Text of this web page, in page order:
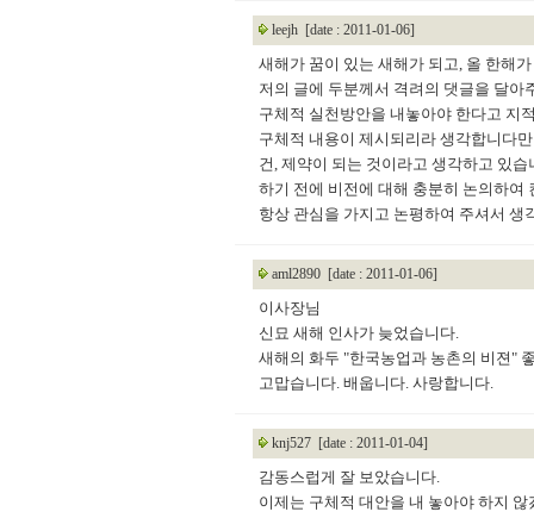
leejh [date : 2011-01-06]
새해가 꿈이 있는 새해가 되고, 올 한해
저의 글에 두분께서 격려의 댓글을 달아
구체적 실천방안을 내놓아야 한다고 지
구체적 내용이 제시되리라 생각합니다
건, 제약이 되는 것이라고 생각하고 있
하기 전에 비전에 대해 충분히 논의하여
항상 관심을 가지고 논평하여 주셔서 생
aml2890 [date : 2011-01-06]
이사장님
신묘 새해 인사가 늦었습니다.
새해의 화두 "한국농업과 농촌의 비젼"
고맙습니다. 배웁니다. 사랑합니다.
knj527 [date : 2011-01-04]
감동스럽게 잘 보았습니다.
이제는 구체적 대안을 내 놓아야 하지 않